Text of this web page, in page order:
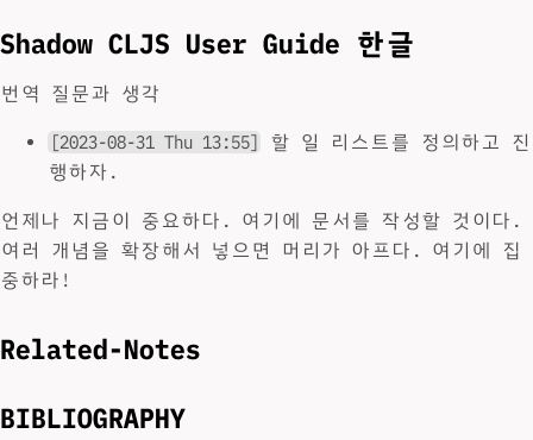
Shadow CLJS User Guide 한글
번역 질문과 생각
[2023-08-31 Thu 13:55]
할 일 리스트를 정의하고 진
행하자.
언제나 지금이 중요하다. 여기에 문서를 작성할 것이다.
여러 개념을 확장해서 넣으면 머리가 아프다. 여기에 집
중하라!
Related-Notes
BIBLIOGRAPHY